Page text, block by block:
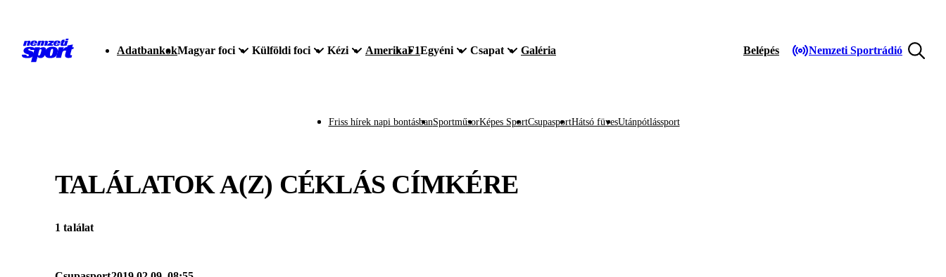
AdatbankokMagyar foci Külföldi foci Kézi AmerikaF1Egyéni Csapat Galéria Belépés Nemzeti Sportrádió
Friss hírek napi bontásbanSportműsorKépes SportCsupasportHátsó füvesUtánpótlássport
TALÁLATOK A(Z) CÉKLÁS CÍMKÉRE
1 találat